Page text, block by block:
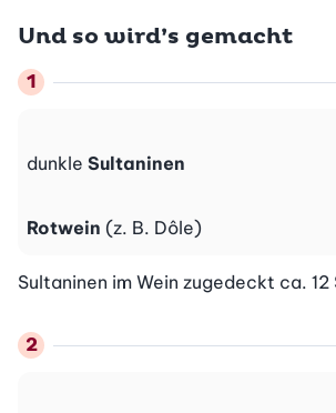
Und so wird’s gemacht
dunkle Sultaninen
Rotwein (z. B. Dôle)
Sultaninen im Wein zugedeckt ca.